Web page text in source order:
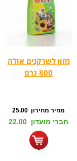
מזון לשרקנים אולה
800 גרם
מחיר מחירון 25.00
חברי מועדון 22.00